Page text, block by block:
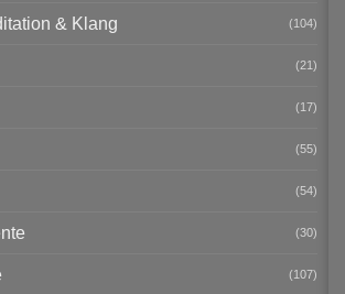
& Klang (104)
(21)
(17)
(55)
(54)
(30)
(107)